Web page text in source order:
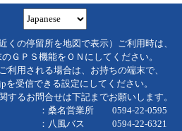
くの停留所を地図で表示）ご利用時は、
ＧＰＳ機能をＯＮにしてください。
利用される場合は、お持ちの端末で、
受信できる設定にしてください。
するお問合せは下記までお願いします。
：桑名営業所 0594-22-0595
ス 0594-22-6321